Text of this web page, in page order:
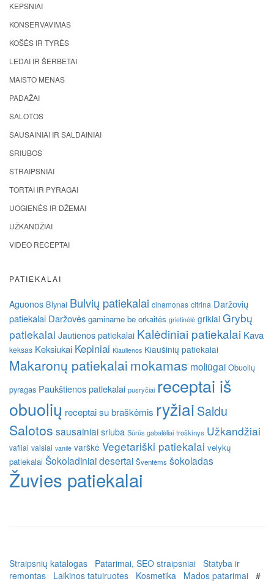
KEPSNIAI
KONSERVAVIMAS
KOŠĖS IR TYRĖS
LEDAI IR ŠERBETAI
MAISTO MENAS
PADAŽAI
SALOTOS
SAUSAINIAI IR SALDAINIAI
SRIUBOS
STRAIPSNIAI
TORTAI IR PYRAGAI
UOGIENĖS IR DŽEMAI
UŽKANDŽIAI
VIDEO RECEPTAI
PATIEKALAI
Aguonos Blynai Bulvių patiekalai cinamonas citrina Daržovių
patiekalai Daržovės gaminame be orkaitės grietinėlė grikiai Grybų
patiekalai Jautienos patiekalai Kalėdiniai patiekalai Kava
keksas Keksiukai Kepiniai Kiaulienos Kiaušinių patiekalai
Makaronų patiekalai mokamas moliūgai Obuolių
pyragas Paukštienos patiekalai pusryčiai receptai iš
obuolių receptai su braškėmis ryžiai Saldu
Salotos sausainiai sriuba Sūrūs gabalėliai troškinys Užkandžiai
vafliai vaisiai vanilė varškė Vegetariški patiekalai velykų
patiekalai Šokoladiniai desertai Šventėms šokoladas
Žuvies patiekalai
Straipsnių katalogas Patarimai, SEO straipsniai Statyba ir
remontas
Laikinos tatuiruotes Kosmetika Mados patarimai #